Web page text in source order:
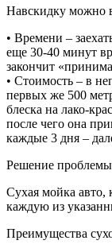
Навскидку можно
• Времени –
еще 30-40 минут
закончит
• Стоимость – в
первых же 500
блеска на лако-
после чего она
каждые 3 дня –
Решение
Сухая мойка авто,
каждую из
Преимущества